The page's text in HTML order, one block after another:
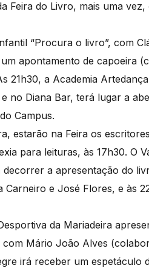
Feira do Livro, mais uma vez,
“Procura o livro”, com
apontamento de capoeira
21h30, a Academia
no Diana Bar, terá lugar a
Campus.
estarão na Feira os
para leituras, às 17h30. O
a apresentação do
Carneiro e José Flores, e às
da Mariadeira
Mário João Alves
irá receber um espetáculo